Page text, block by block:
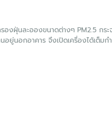
องฝุ่นละอองขนาดต่างๆ PM2.5 ก
ยู่นอกอาคาร จึงเปิดเครื่องได้เต็มก